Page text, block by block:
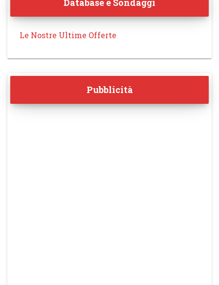
Le Nostre Ultime Offerte
Pubblicità